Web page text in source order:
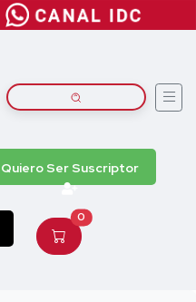
Quiero Ser Suscriptor
0